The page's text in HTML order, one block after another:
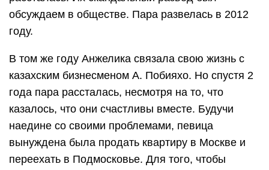
обсуждаем в обществе. Пара развелась в 2012
году.
В том же году Анжелика связала свою жизнь с
казахским бизнесменом А. Побияхо. Но спустя 2
года пара рассталась, несмотря на то, что
казалось, что они счастливы вместе. Будучи
наедине со своими проблемами, певица
вынуждена была продать квартиру в Москве и
переехать в Подмосковье. Для того, чтобы